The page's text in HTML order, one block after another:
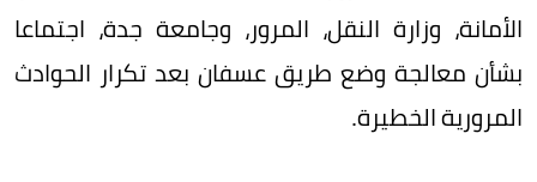
الأمانة، وزارة النقل، المرور، وجامعة جدة، اجتماعا
بشأن معالجة وضع طريق عسفان بعد تكرار الحوادث
المرورية الخطيرة.